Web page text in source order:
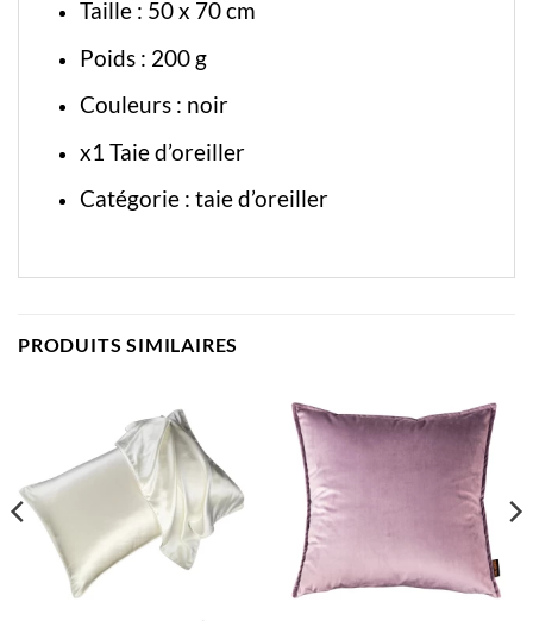
Taille : 50 x 70 cm
Poids : 200 g
Couleurs : noir
x1 Taie d’oreiller
Catégorie : taie d’oreiller
PRODUITS SIMILAIRES